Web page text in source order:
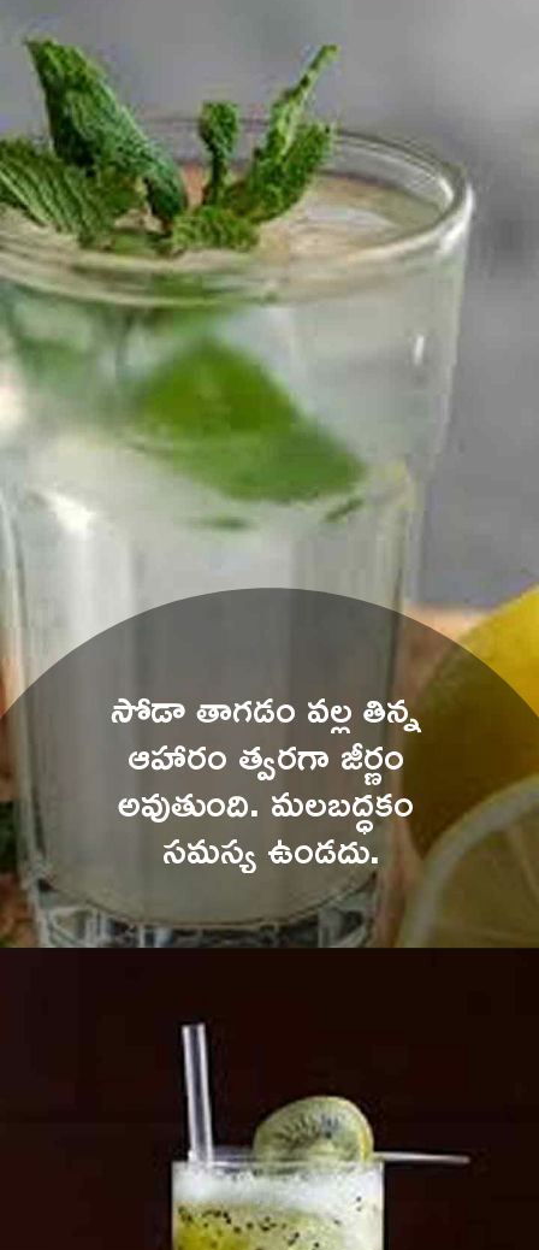
సోడా తాగడం వల్ల తిన్న
ఆహారం త్వరగా జీర్ణం
అవుతుంది. మలబద్ధకం
సమస్య ఉండదు.